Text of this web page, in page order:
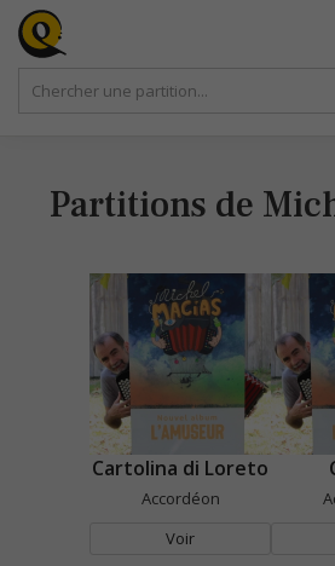
Partitions de
Cartolina di Loreto
Accordéon
Voir